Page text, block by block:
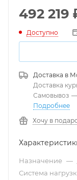
492 219
Доступно
Доставка в
Доставка
Самовывоз —
Подробнее
Хочу в
Назначение —
Система